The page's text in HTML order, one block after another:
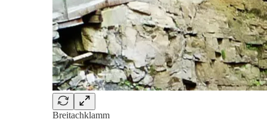
Breitachklamm